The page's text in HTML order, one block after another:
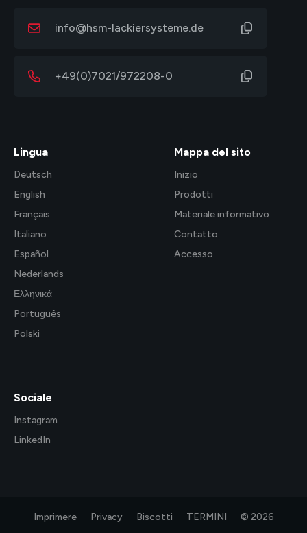
info@hsm-lackiersysteme.de
+49(0)7021/972208-0
Lingua
Deutsch
English
Français
Italiano
Español
Nederlands
Ελληνικά
Português
Polski
Mappa del sito
Inizio
Prodotti
Materiale informativo
Contatto
Accesso
Sociale
Instagram
LinkedIn
Imprimere Privacy Biscotti TERMINI © 2026